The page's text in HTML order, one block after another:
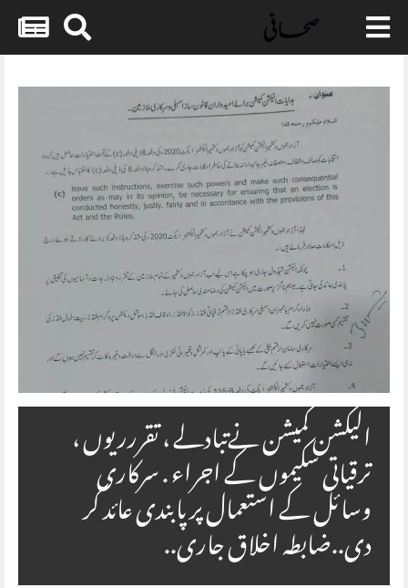
Skip
content
الیکشن کمیشن نےتبادلے ، تقررریوں ،
ترقیاتی سکیموں کے اجراء . سرکاری
وسائل کے استعمال پر پابندی عائد کر
دی..ضابطہ اخلاق جاری..